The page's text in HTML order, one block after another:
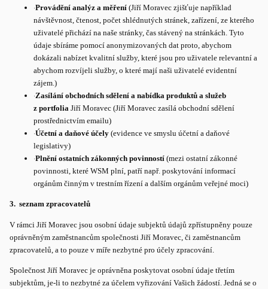
·Provádění analýz a měření (Jiří Moravec zjišťuje například
návštěvnost, čtenost, počet shlédnutých stránek, zařízení, ze kterého
uživatelé přichází na naše stránky, čas stávený na stránkách. Tyto
údaje sbíráme pomocí anonymizovaných dat proto, abychom
dokázali nabízet kvalitní služby, které jsou pro uživatele relevantní a
abychom rozvíjeli služby, o které mají naši uživatelé evidentní
zájem.)
·Zasílání obchodních sdělení a nabídka produktů a služeb
z portfolia Jiří Moravec (Jiří Moravec zasílá obchodní sdělení
prostřednictvím emailu)
·Účetní a daňové účely (evidence ve smyslu účetní a daňové
legislativy)
·Plnění ostatních zákonných povinností (mezi ostatní zákonné
povinnosti, které WSM plní, patří např. poskytování informací
orgánům činným v trestním řízení a dalším orgánům veřejné moci)
3. seznam zpracovatelů
V rámci Jiří Moravec jsou osobní údaje subjektů údajů zpřístupněny pouze
oprávněným zaměstnancům společnosti Jiří Moravec, či zaměstnancům
zpracovatelů, a to pouze v míře nezbytné pro účely zpracování.
Společnost Jiří Moravec je oprávněna poskytovat osobní údaje třetím
subjektům, je-li to nezbytné za účelem vyřizování Vašich žádostí. Jedná se o